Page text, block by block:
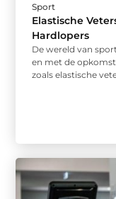
Sport
Elastische
Hardlopers
De wereld van
en met de
zoals elastische